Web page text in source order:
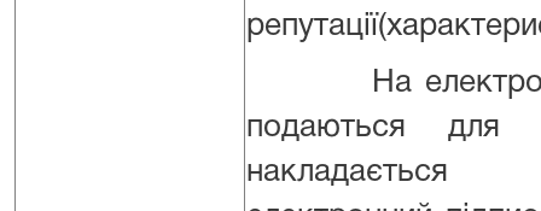
На
подаються для
накладається